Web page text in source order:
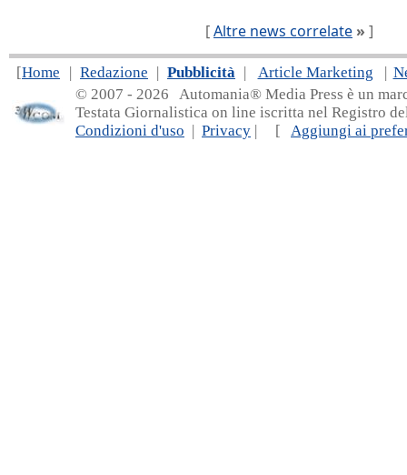
[Altre news correlate » ]
[Home | Redazione | Pubblicità | Article Marketing |
© 2007 - 2026 Automania® Media Press è un
Testata Giornalistica on line iscritta nel Registro
Condizioni d'uso | Privacy | [ Aggiungi ai